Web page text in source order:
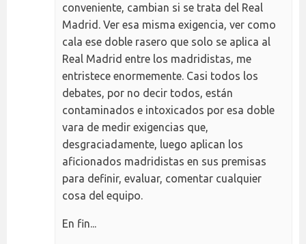
conveniente, cambian si se trata del Real
Madrid. Ver esa misma exigencia, ver como
cala ese doble rasero que solo se aplica al
Real Madrid entre los madridistas, me
entristece enormemente. Casi todos los
debates, por no decir todos, están
contaminados e intoxicados por esa doble
vara de medir exigencias que,
desgraciadamente, luego aplican los
aficionados madridistas en sus premisas
para definir, evaluar, comentar cualquier
cosa del equipo.
En fin...